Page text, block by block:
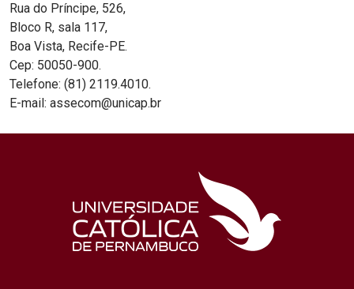
Rua do Príncipe, 526,
Bloco R, sala 117,
Boa Vista, Recife-PE.
Cep: 50050-900.
Telefone: (81) 2119.4010.
E-mail: assecom@unicap.br